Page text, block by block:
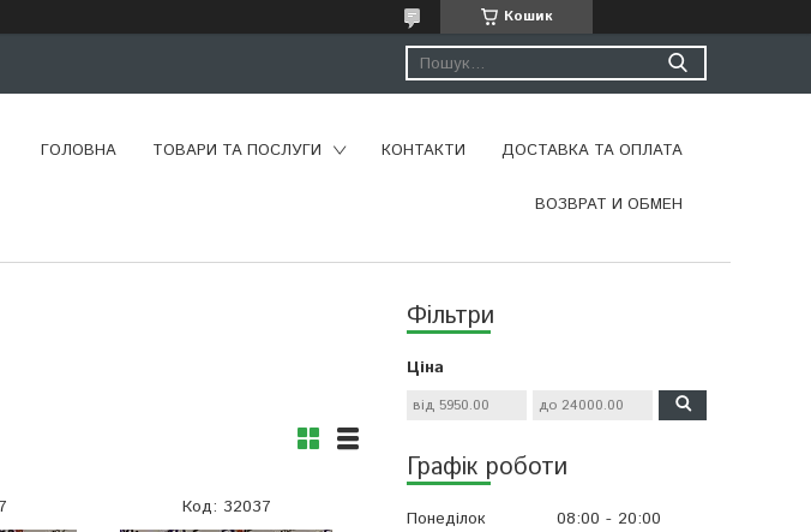
Кошик
ГОЛОВНА ТОВАРИ ТА ПОСЛУГИ КОНТАКТИ ДОСТАВКА ТА ОПЛАТА
ВОЗВРАТ И ОБМЕН
Фільтри
Ціна
Графік роботи
Понеділок 08:00
20:00
32037